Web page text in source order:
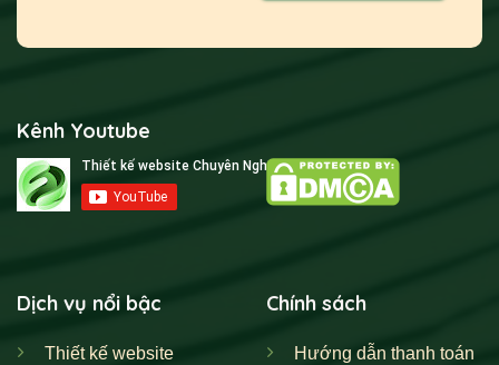
Kênh Youtube
Dịch vụ nổi bậc
Thiết kế website
Chính sách
Hướng dẫn thanh toán